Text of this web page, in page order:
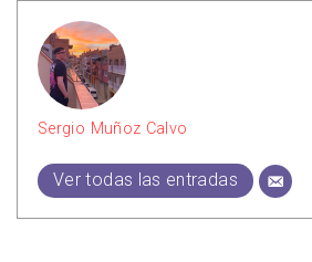
Sergio Muñoz Calvo
Ver todas las entradas